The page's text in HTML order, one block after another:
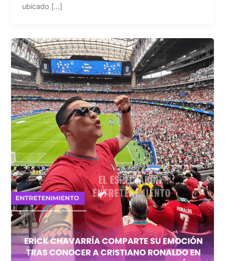
ubicado […]